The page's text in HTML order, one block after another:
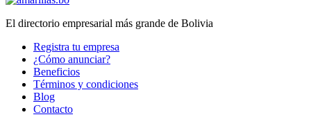
El directorio empresarial más grande de Bolivia
Registra tu empresa
¿Cómo anunciar?
Beneficios
Términos y condiciones
Blog
Contacto